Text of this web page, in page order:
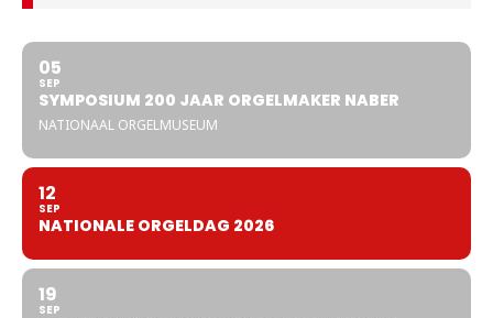
05
SEP
SYMPOSIUM 200 JAAR ORGELMAKER NABER
NATIONAAL ORGELMUSEUM
12
SEP
NATIONALE ORGELDAG 2026
19
SEP